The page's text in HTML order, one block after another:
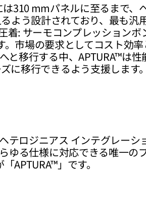
310 mmパネルに至るまで、
よう設計されており、最も汎
着: サーモコンプレッションボ
市場の要求としてコスト効
移行する中、APTURA™は性
に移行できるよう支援します。
テロジニアス インテグレーシ
ゆる仕様に対応できる唯一の
「APTURA™」です。